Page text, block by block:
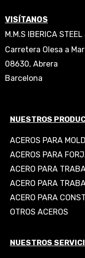
VISÍTANOS
M.M.S IBERICA STEEL
Carretera Olesa a
08630, Abrera
Barcelona
NUESTROS
ACEROS PARA
ACEROS PARA
ACERO PARA
ACERO PARA
ACERO PARA
OTROS ACEROS
NUESTROS